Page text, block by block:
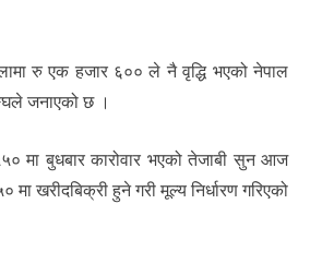
रु एक हजार ६०० ले नै वृद्धि भएको नेपाल
जनाएको छ ।
मा बुधबार कारोवार भएको तेजाबी सुन आज
मा खरीदबिक्री हुने गरी मूल्य निर्धारण गरिएको